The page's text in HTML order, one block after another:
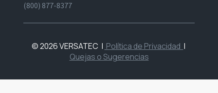
(800) 877-8377
© 2026 VERSATEC | Política de Privacidad |
Quejas o Sugerencias